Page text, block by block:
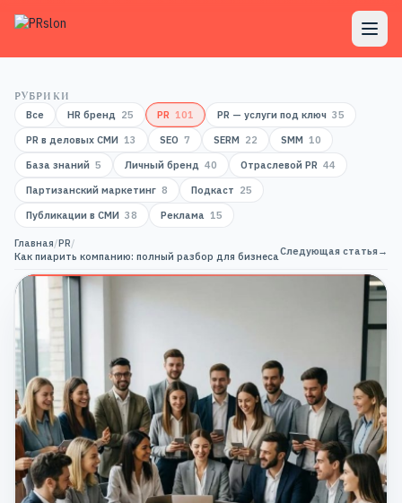
РУБРИКИ
Все
HR бренд 25 PR 101 PR — услуги под ключ 35
PR в деловых СМИ 13 SEO 7 SERM 22 SMM 10
База знаний 5 Личный бренд 40 Отраслевой PR 44
Партизанский маркетинг 8 Подкаст 25
Публикации в СМИ 38 Реклама 15
Главная/PR/
Как пиарить компанию: полный разбор для бизнесаСледующая статья→